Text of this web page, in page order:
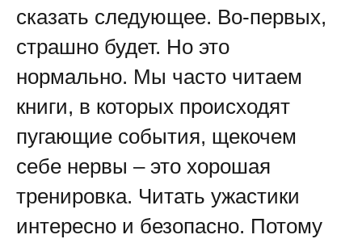
сказать следующее. Во-первых,
страшно будет. Но это
нормально. Мы часто читаем
книги, в которых происходят
пугающие события, щекочем
себе нервы – это хорошая
тренировка. Читать ужастики
интересно и безопасно. Потому